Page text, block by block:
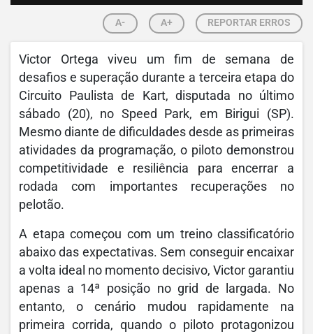
A- A+ REPORTAR ERROS
Victor Ortega viveu um fim de semana de
desafios e superação durante a terceira etapa do
Circuito Paulista de Kart, disputada no último
sábado (20), no Speed Park, em Birigui (SP).
Mesmo diante de dificuldades desde as primeiras
atividades da programação, o piloto demonstrou
competitividade e resiliência para encerrar a
rodada com importantes recuperações no
pelotão.
A etapa começou com um treino classificatório
abaixo das expectativas. Sem conseguir encaixar
a volta ideal no momento decisivo, Victor garantiu
apenas a 14ª posição no grid de largada. No
entanto, o cenário mudou rapidamente na
primeira corrida, quando o piloto protagonizou